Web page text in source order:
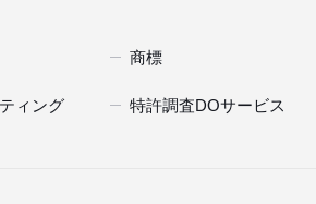
商標
ィング 特許調査DOサービス